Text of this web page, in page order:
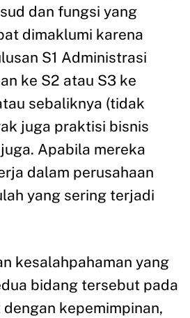
dan fungsi yang
dimaklumi karena
S1 Administrasi
ke S2 atau S3 ke
sebaliknya (tidak
juga praktisi bisnis
Apabila mereka
dalam perusahaan
yang sering terjadi
kesalahpahaman yang
bidang tersebut pada
kepemimpinan,